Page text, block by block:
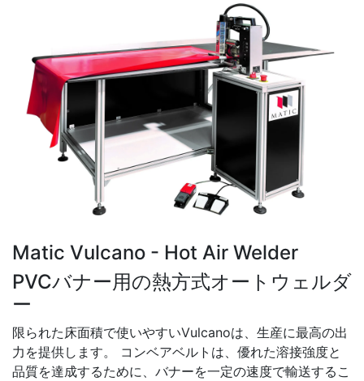
Matic Vulcano - Hot Air Welder
PVCバナー用の熱方式オートウェルダ
ー
限られた床面積で使いやすいVulcanoは、生産に最高の出
力を提供します。 コンベアベルトは、優れた溶接強度と
品質を達成するために、バナーを一定の速度で輸送するこ